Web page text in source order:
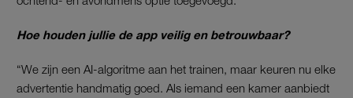
Hoe houden jullie de app veilig en betrouwbaar?
“We zijn een AI-algoritme aan het trainen, maar keuren nu elke
advertentie handmatig goed. Als iemand een kamer aanbiedt